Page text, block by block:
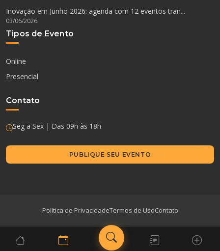
Inovação em Junho 2026: agenda com 12 eventos tran...
03/06/2026
Tipos de Evento
Online
Presencial
Contato
Seg a Sex | Das 09h às 18h
PUBLIQUE SEU EVENTO
Política de PrivacidadeTermos de UsoContato